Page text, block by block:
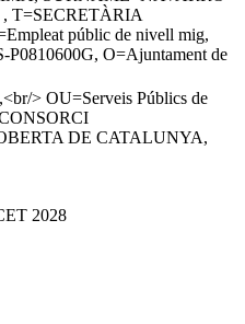
T=SECRETÀRIA
públic de nivell mig,
P0810600G, O=Ajuntament de
> OU=Serveis Públics de
DE CATALUNYA,
2028